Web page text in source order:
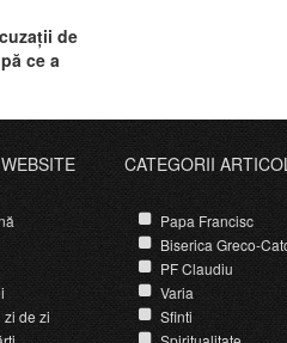
de
ce a
de zi
CATEGORII
Papa Francisc
Biserica Greco-
PF Claudiu
Varia
Sfinti